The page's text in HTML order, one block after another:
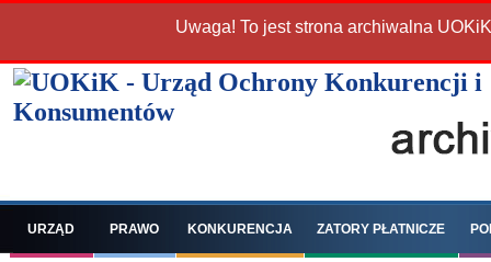
Uwaga! To jest strona archiwalna
URZĄD PRAWO KONKURENCJA ZATORY PŁATNICZE